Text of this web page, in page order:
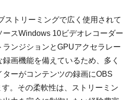
ストリーミングで広く使用されて
ースWindows 10ビデオレコーダー
ンジションとGPUアクセラレー
画機能を備えているため、多く
ーがコンテンツの録画にOBS
。その柔軟性は、ストリーミン